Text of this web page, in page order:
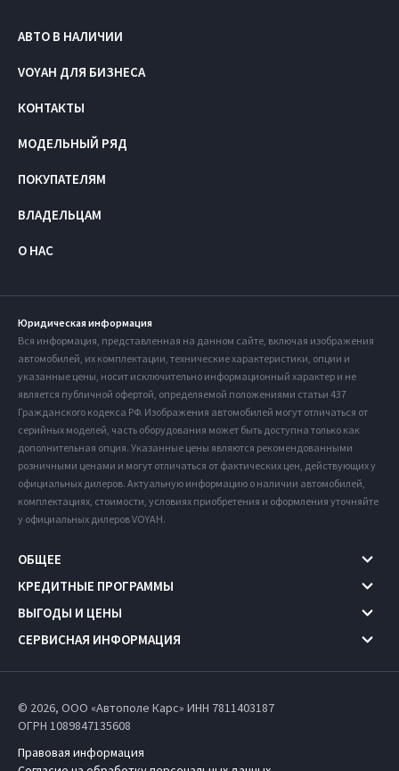
АВТО В НАЛИЧИИ
VOYAH ДЛЯ БИЗНЕСА
КОНТАКТЫ
МОДЕЛЬНЫЙ РЯД
ПОКУПАТЕЛЯМ
ВЛАДЕЛЬЦАМ
О НАС
Юридическая информация
Вся информация, представленная на данном сайте, включая изображения
автомобилей, их комплектации, технические характеристики, опции и
указанные цены, носит исключительно информационный характер и не
является публичной офертой, определяемой положениями статьи 437
Гражданского кодекса РФ. Изображения автомобилей могут отличаться от
серийных моделей, часть оборудования может быть доступна только как
дополнительная опция. Указанные цены являются рекомендованными
розничными ценами и могут отличаться от фактических цен, действующих у
официальных дилеров. Актуальную информацию о наличии автомобилей,
комплектациях, стоимости, условиях приобретения и оформления уточняйте
у официальных дилеров VOYAH.
ОБЩЕЕ
КРЕДИТНЫЕ ПРОГРАММЫ
ВЫГОДЫ И ЦЕНЫ
СЕРВИСНАЯ ИНФОРМАЦИЯ
© 2026, ООО «Автополе Карс» ИНН 7811403187
ОГРН 1089847135608
Правовая информация